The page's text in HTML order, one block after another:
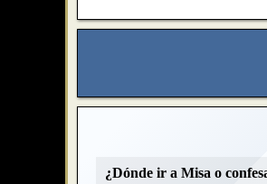
¿Dónde ir a Misa o